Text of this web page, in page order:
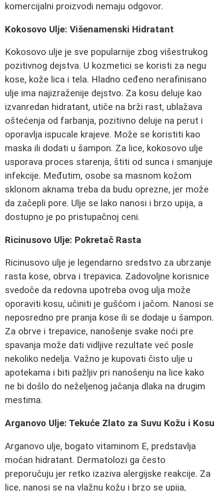
komercijalni proizvodi nemaju odgovor.
Kokosovo Ulje: Višenamenski Hidratant
Kokosovo ulje je sve popularnije zbog višestrukog
pozitivnog dejstva. U kozmetici se koristi za negu
kose, kože lica i tela. Hladno ceđeno nerafinisano
ulje ima najizraženije dejstvo. Za kosu deluje kao
izvanredan hidratant, utiče na brži rast, ublažava
oštećenja od farbanja, pozitivno deluje na perut i
oporavlja ispucale krajeve. Može se koristiti kao
maska ili dodati u šampon. Za lice, kokosovo ulje
usporava proces starenja, štiti od sunca i smanjuje
infekcije. Međutim, osobe sa masnom kožom
sklonom aknama treba da budu oprezne, jer može
da začepli pore. Ulje se lako nanosi i brzo upija, a
dostupno je po pristupačnoj ceni.
Ricinusovo Ulje: Pokretač Rasta
Ricinusovo ulje je legendarno sredstvo za ubrzanje
rasta kose, obrva i trepavica. Zadovoljne korisnice
svedoče da redovna upotreba ovog ulja može
oporaviti kosu, učiniti je gušćom i jačom. Nanosi se
neposredno pre pranja kose ili se dodaje u šampon.
Za obrve i trepavice, nanošenje svake noći pre
spavanja može dati vidljive rezultate već posle
nekoliko nedelja. Važno je kupovati čisto ulje u
apotekama i biti pažljiv pri nanošenju na lice kako
ne bi došlo do neželjenog jačanja dlaka na drugim
mestima.
Arganovo Ulje: Tekuće Zlato za Suvu Kožu i Kosu
Arganovo ulje, bogato vitaminom E, predstavlja
moćan hidratant. Dermatolozi ga često
preporučuju jer retko izaziva alergijske reakcije. Za
lice, nanosi se na vlažnu kožu i brzo se upija,